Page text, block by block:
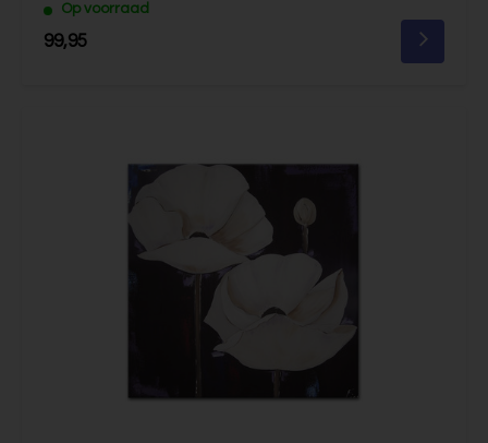
Op voorraad
99,95